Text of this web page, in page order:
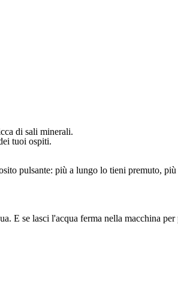
di sali minerali.
tuoi ospiti.
pulsante: più a lungo lo tieni premuto, più
E se lasci l'acqua ferma nella macchina